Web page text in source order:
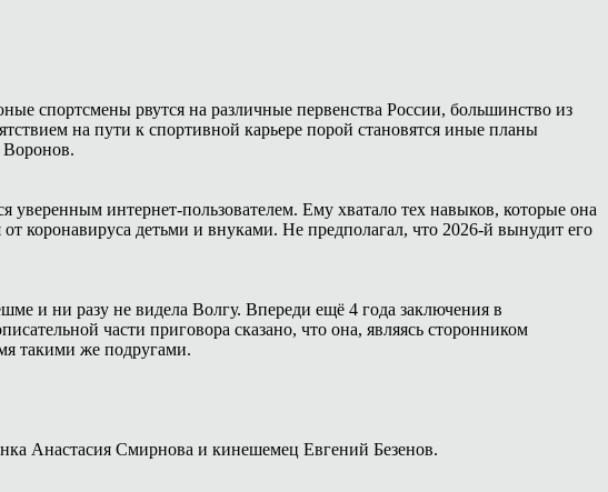
спортсмены рвутся на различные первенства России, большинство из
на пути к спортивной карьере порой становятся иные планы
Воронов.
уверенным интернет-пользователем. Ему хватало тех навыков, которые она
коронавируса детьми и внуками. Не предполагал, что 2026-й вынудит его
и ни разу не видела Волгу. Впереди ещё 4 года заключения в
части приговора сказано, что она, являясь сторонником
такими же подругами.
Анастасия Смирнова и кинешемец Евгений Безенов.